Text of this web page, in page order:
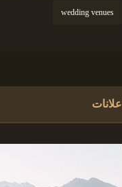
wedding venues
إعلانات